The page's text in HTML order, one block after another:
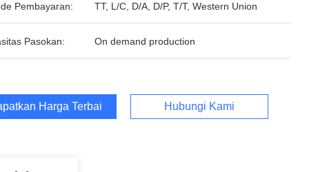
Pembayaran: TT, L/C, D/A, D/P, T/T, Western Union
Pasokan: On demand production
Harga Terbaik Hubungi Kami